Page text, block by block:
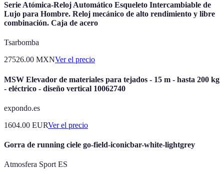
Serie Atómica-Reloj Automático Esqueleto Intercambiable de
Lujo para Hombre. Reloj mecánico de alto rendimiento y libre
combinación. Caja de acero
Tsarbomba
27526.00 MXNVer el precio
MSW Elevador de materiales para tejados - 15 m - hasta 200 kg
- eléctrico - diseño vertical 10062740
expondo.es
1604.00 EURVer el precio
Gorra de running ciele go-field-iconicbar-white-lightgrey
Atmosfera Sport ES